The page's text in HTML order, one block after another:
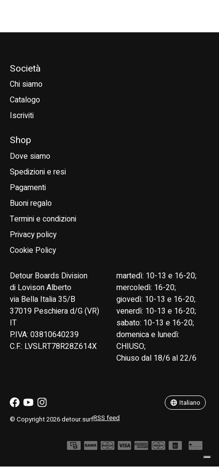
Società
Chi siamo
Catalogo
Iscriviti
Shop
Dove siamo
Spedizioni e resi
Pagamenti
Buoni regalo
Termini e condizioni
Privacy policy
Cookie Policy
Detour Boards Division
di Lovison Alberto
via Bella Italia 35/B
37019 Peschiera d/G (VR)
IT
P.IVA: 03810640239
C.F.: LVSLRT78R28Z614X
martedì: 10-13 e 16-20;
mercoledì: 16-20;
giovedì: 10-13 e 16-20;
venerdì: 10-13 e 16-20;
sabato: 10-13 e 16-20;
domenica e lunedì:
CHIUSO;
Chiuso dal 18/6 al 22/6
© Copyright 2026 detour.surfRSS feed
Italiano
English